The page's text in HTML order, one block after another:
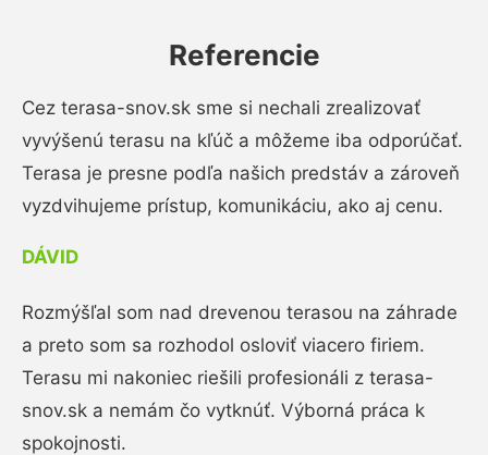
Referencie
Cez terasa-snov.sk sme si nechali zrealizovať
vyvýšenú terasu na kľúč a môžeme iba odporúčať.
Terasa je presne podľa našich predstáv a zároveň
vyzdvihujeme prístup, komunikáciu, ako aj cenu.
DÁVID
Rozmýšľal som nad drevenou terasou na záhrade
a preto som sa rozhodol osloviť viacero firiem.
Terasu mi nakoniec riešili profesionáli z terasa-
snov.sk a nemám čo vytknúť. Výborná práca k
spokojnosti.